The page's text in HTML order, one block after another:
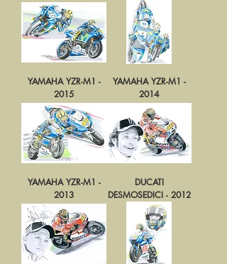
YAMAHA YZR-M1 -
2015
YAMAHA YZR-M1 -
2014
YAMAHA YZR-M1 -
2013
DUCATI
DESMOSEDICI - 2012